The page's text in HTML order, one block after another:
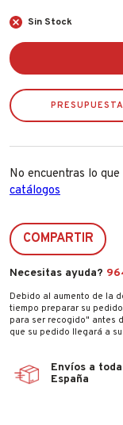
Sin Stock
No encuentras lo
catálogos
COMPARTIR
Necesitas ayuda?
Debido al aumento de la
tiempo preparar su
para ser recogido" antes
que su pedido llegará a
Envíos a toda
España